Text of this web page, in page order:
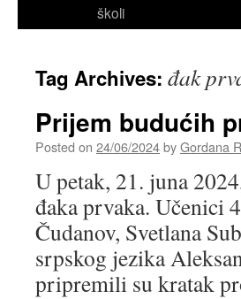
školi
Tag Archives: đak
Prijem budućih
Posted on 24/06/2024byGordana
U petak, 21. juna
đaka prvaka. Učenici
Čudanov, Svetlana
srpskog jezika
pripremili su kratak